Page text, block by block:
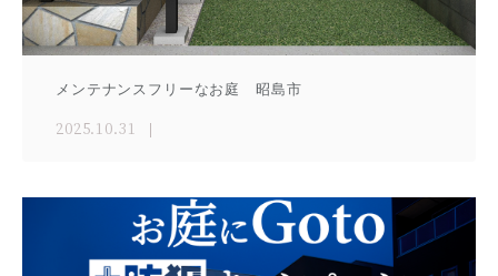
メンテナンスフリーなお庭 昭島市
2025.10.31